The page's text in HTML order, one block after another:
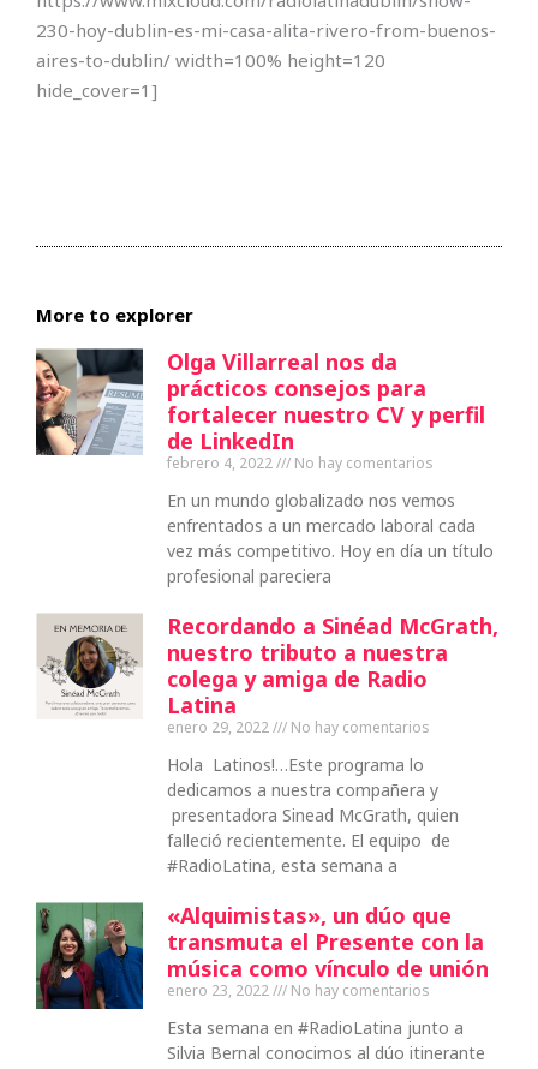
230-hoy-dublin-es-mi-casa-alita-rivero-from-buenos-
aires-to-dublin/ width=100% height=120
hide_cover=1]
More to explorer
Olga Villarreal nos da
prácticos consejos para
fortalecer nuestro CV y perfil
de LinkedIn
febrero 4, 2022 No hay comentarios
En un mundo globalizado nos vemos
enfrentados a un mercado laboral cada
vez más competitivo. Hoy en día un título
profesional pareciera
Recordando a Sinéad McGrath,
nuestro tributo a nuestra
colega y amiga de Radio
Latina
enero 29, 2022 No hay comentarios
Hola Latinos!…Este programa lo
dedicamos a nuestra compañera y
presentadora Sinead McGrath, quien
falleció recientemente. El equipo de
#RadioLatina, esta semana a
«Alquimistas», un dúo que
transmuta el Presente con la
música como vínculo de unión
enero 23, 2022 No hay comentarios
Esta semana en #RadioLatina junto a
Silvia Bernal conocimos al dúo itinerante